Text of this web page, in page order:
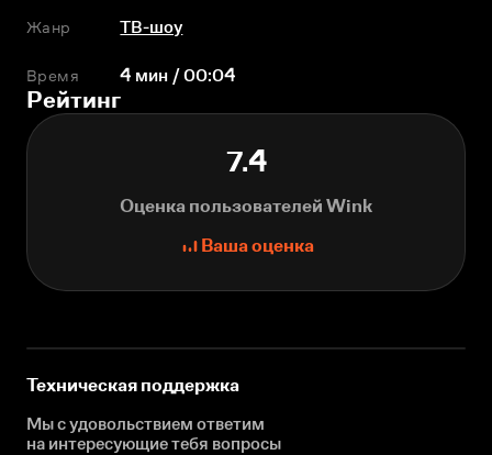
Жанр ТВ-шоу
Время 4 мин / 00:04
Рейтинг
7.4
Оценка пользователей Wink
Ваша оценка
Техническая поддержка
Мы с удовольствием ответим
на интересующиетебя вопросы